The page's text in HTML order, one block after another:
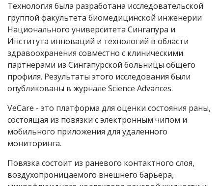
Технология была разработана исследовательской
группой факультета биомедицинской инженерии
Национального университета Сингапура и
Института инноваций и технологий в области
здравоохранения совместно с клиническими
партнерами из Сингапурской больницы общего
профиля. Результаты этого исследования были
опубликованы в журнале Science Advances.
VeCare - это платформа для оценки состояния раны,
состоящая из повязки с электронным чипом и
мобильного приложения для удаленного
мониторинга.
Повязка состоит из раневого контактного слоя,
воздухопроницаемого внешнего барьера,